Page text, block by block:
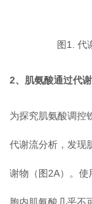
图1. 代
2、肌氨酸通过代
为探究肌氨酸调控
代谢流分析，发现
谢物（图2A）。使